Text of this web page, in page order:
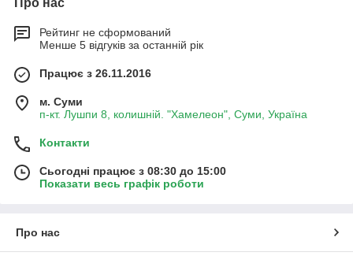
Про нас
Рейтинг не сформований
Менше 5 відгуків за останній рік
Працює з 26.11.2016
м. Суми
п-кт. Лушпи 8, колишній. "Хамелеон", Суми, Україна
Контакти
Сьогодні працює з 08:30 до 15:00
Показати весь графік роботи
Про нас